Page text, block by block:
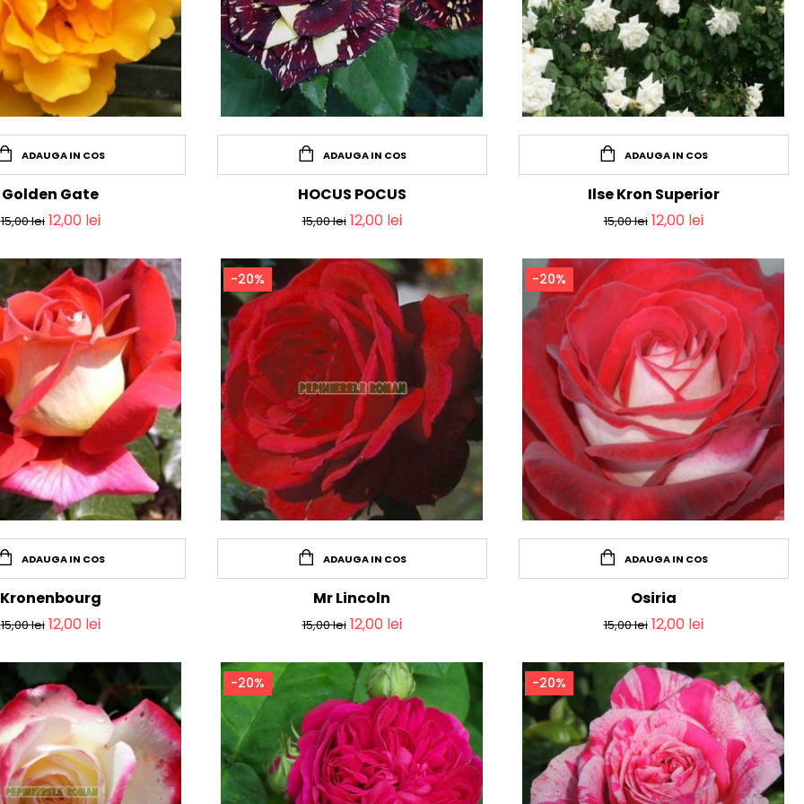
ADAUGA IN COS
Golden Gate
15,00lei 12,00 lei
ADAUGA IN COS
HOCUS POCUS
15,00lei 12,00 lei
ADAUGA IN COS
Ilse Kron Superior
15,00lei 12,00 lei
ADAUGA IN COS
Kronenbourg
15,00lei 12,00 lei
-20%
ADAUGA IN COS
Mr Lincoln
15,00lei 12,00 lei
-20%
ADAUGA IN COS
Osiria
15,00lei 12,00 lei
-20% -20%